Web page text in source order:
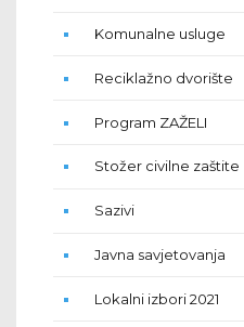
Komunalne usluge
Reciklažno dvorište
Program ZAŽELI
Stožer civilne zaštite
Sazivi
Javna savjetovanja
Lokalni izbori 2021